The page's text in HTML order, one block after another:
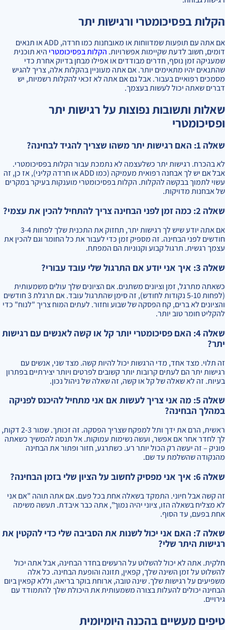
הקלות בפסיכומטרי ורגישות יתר
אם אתה עם תופעות שמדווחות או מאובחנות כמו חרדה, ADD או תנאים
דומים, חשוב לדעת שקיימות אפשרויות. הקלות בפסיכומטרי היא תוכנית
שמעניקה זמן נוסף, חדרים מבודדים או אפילו מבחן בדיוק אחרת כדי
שהתנאים יהיו מתאימים יותר. אם אתה מעוניין בהקלות אלה, צריך להגיש
מסמכים רפואיים בעבור. אבל גם אם אתה לא זכאי להקלות רשמיות, יש
דברים שאתה יכול לעשות בעצמך.
שאלות ותשובות נפוצות על רגישות יתר
ופסיכומטרי
שאלה 1: האם רגישות יתר משהו שצריך להגיד לבחינה?
לא בהכרח. רגישות יתר כשלעצמה לא נתמכת עבור הקלות בפסיכומטרי.
אבל אם יש לך אבחנה רפואית מעמיקה (כמו ADD או חרדה קליני), אז כן, זה
עשוי לתמוך בבקשה להקלות. הקלות בפסיכומטרי מוענקות בעיקר במקרים
של אבחנות מדויקות.
שאלה 2: כמה זמן לפני הבחינה צריך להתחיל להכין את עצמי?
אם אתה יודע שיש לך רגישות יתר, תחזוק את התכנית שלך לפחות 3-4
חודשים לפני הבחינה. זה מספיק זמן כדי לעבור את כל החומר וגם להכין את
עצמך רגשית. תרגול קבוע וקנוניות הם המפתח.
שאלה 3: איך אני יודע אם התרגול שלי עובד עבורי?
כשאתה מתרגל, זמן וציונים משתנים. אם הציונים שלך עולים משמעותית
(לפחות 5-10 נקודות לחודש), זה סימן שהתרגול עובד. אם תרגלת 3 חודשים
והציונים לא ברים, קח הפסקה של שבוע וחזור. לעתים המוח צריך "לנוח" כדי
להקליט חומר טוב יותר.
שאלה 4: האם פסיכומטרי יותר קל או קשה לאנשים עם רגישות
יתר?
זה תלוי. מצד אחד, מדי הרגשות יכול להיות קשה. מצד שני, אנשים עם
רגישות יתר הם לעתים קרובות יותר קשובים לפרטים ויותר יצירתיים בפתרון
בעיות. זה לא שאלה של קל או קשה, זה שאלה של ניהול נכון.
שאלה 5: מה אני צריך לעשות אם אני מתחיל להיכנס לפניקה
במהלך הבחינה?
ראשית, הרם את ידך ותל למפקח שצריך הפסקה. זה זכותך. שמור 2-3 דקות,
לך לחדר אחר אם אפשר, ועשה נשימות עמוקות. אל תנסה להמשיך כשאתה
פוניק – זה יעשה רק הכול יותר רע. כשתרגע, חזור ופתור את הבחינה
מהנקודה שהשלמת עד שם.
שאלה 6: איך אני מפסיק לחשוב על הציון שלי בזמן הבחינה?
זה קשה אבל חיוני. התמקד בשאלה אחת בכל פעם. אם אתה תוהה "אם אני
לא מצליח בשאלה הזו, ציוני יהיה נמוך", אתה כבר איבדת. תעשה משימה
אחת בפעם, עד הסוף.
שאלה 7: האם אני יכול לשנות את הסביבה שלי כדי להקטין את
רגישות היתר שלי?
חלקית. אתה לא יכול להשלוט על הרעשים בחדר הבחינה, אבל אתה יכול
להשלוט על זמן השינה שלך, קפאין, תזונה והופעת הבחינה. כל אלה
משפיעים על רגישות שלך. שינה טובה, ארוחת בוקר בריאה, וללא קפאין ביום
הבחינה יכולים להעלות בצורה משמעותית את היכולת שלך להתמודד עם
גירויים.
טיפים מעשיים בהכנה היומיומית